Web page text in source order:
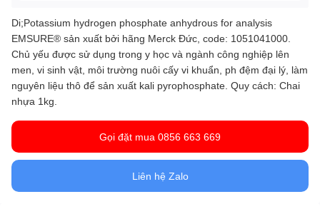
Di;Potassium hydrogen phosphate anhydrous for analysis
EMSURE® sản xuất bởi hãng Merck Đức, code: 1051041000.
Chủ yếu được sử dụng trong y học và ngành công nghiệp lên
men, vi sinh vật, môi trường nuôi cấy vi khuẩn, ph đệm đại lý, làm
nguyên liệu thô để sản xuất kali pyrophosphate. Quy cách: Chai
nhựa 1kg.
Gọi đặt mua 0856 663 669
Liên hệ Zalo